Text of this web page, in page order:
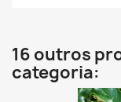
16 outros
categoria: